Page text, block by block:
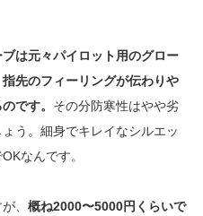
は元々パイロット用のグロー
先のフィーリングが伝わりや
です。 その分防寒性はやや劣
う。細身でキレイなシルエッ
なんです。
、 概ね2000〜5000円くらいで